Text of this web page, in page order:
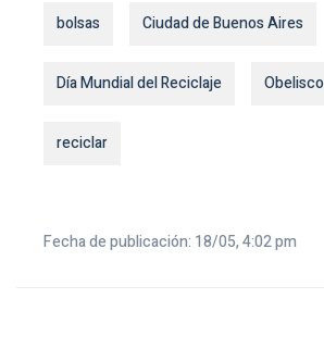
bolsas Ciudad de Buenos Aires
Día Mundial del Reciclaje Obelisco
reciclar
Fecha de publicación: 18/05, 4:02 pm